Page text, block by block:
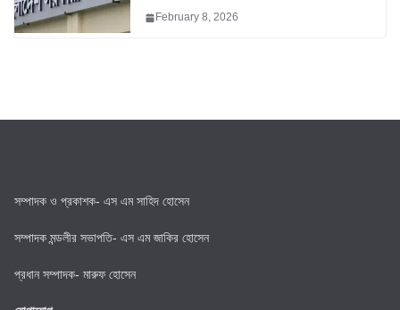
February 8, 2026
সম্পাদক ও প্রকাশক- এস এম সাহিদ হোসেন
সম্পাদক মন্ডলীর সভাপতি- এস এম জাকির হোসেন
প্রধান সম্পাদক- মারুফ হোসেন